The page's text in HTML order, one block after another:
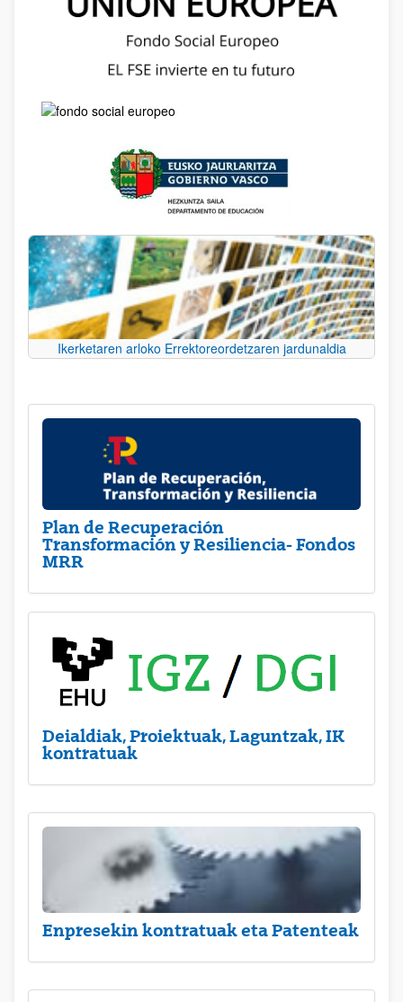
Ikerketaren arloko Errektoreordetzaren jardunaldia
Plan de Recuperación
Transformación y Resiliencia- Fondos
MRR
Deialdiak, Proiektuak, Laguntzak, IK
kontratuak
Enpresekin kontratuak eta Patenteak